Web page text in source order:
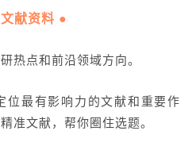
献资料 ●
热点和前沿领域方向。
位最有影响力的文献和重要作
准文献，帮你圈住选题。